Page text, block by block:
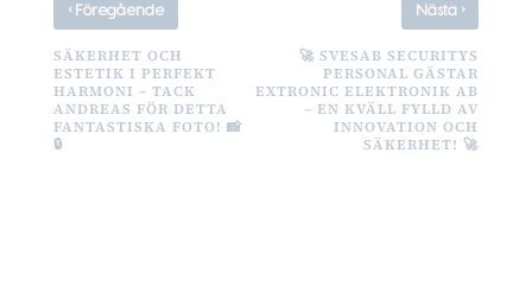
‹Föregående
SÄKERHET OCH
ESTETIK I PERFEKT
HARMONI – TACK
ANDREAS FÖR DETTA
FANTASTISKA FOTO! 📸
🔒
Nästa ›
🚀 SVESAB SECURITYS
PERSONAL GÄSTAR
EXTRONIC ELEKTRONIK AB
– EN KVÄLL FYLLD AV
INNOVATION OCH
SÄKERHET! 🚀